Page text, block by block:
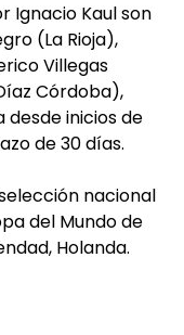
Ignacio Kaul son
(La Rioja),
Villegas
Córdoba),
desde inicios de
de 30 días.
nacional
del Mundo de
Holanda.